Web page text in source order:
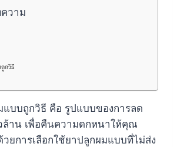
วาม
กวิธี
แบบถูกวิธี คือ รูปแบบของการลด
ล้าน เพื่อคืนความดกหนาให้คุณ
ยการเลือกใช้ยาปลูกผมแบบที่ไม่ส่ง